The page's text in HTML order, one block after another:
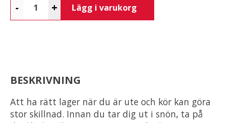
- + Lägg i varukorg
BESKRIVNING
Att ha rätt lager när du är ute och kör kan göra
stor skillnad. Innan du tar dig ut i snön, ta på